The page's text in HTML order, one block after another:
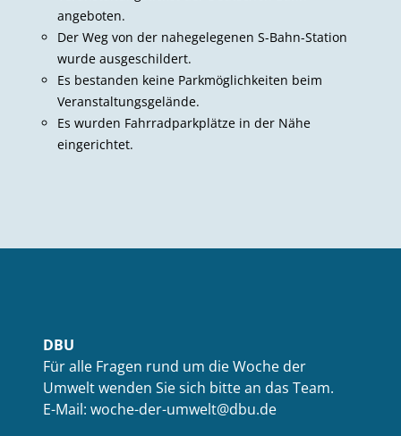
angeboten.
Der Weg von der nahegelegenen S-Bahn-Station
wurde ausgeschildert.
Es bestanden keine Parkmöglichkeiten beim
Veranstaltungsgelände.
Es wurden Fahrradparkplätze in der Nähe
eingerichtet.
DBU
Für alle Fragen rund um die Woche der
Umwelt wenden Sie sich bitte an das Team.
E-Mail: woche-der-umwelt@dbu.de